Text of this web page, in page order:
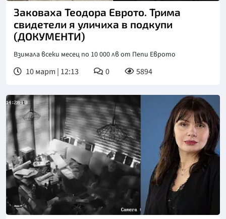
Заковаха Теодора Еврото. Трима
свидетели я уличиха в подкупи
(ДОКУМЕНТИ)
Взимала всеки месец по 10 000 лв от Пепи Еврото
10 март | 12:13 0 5894